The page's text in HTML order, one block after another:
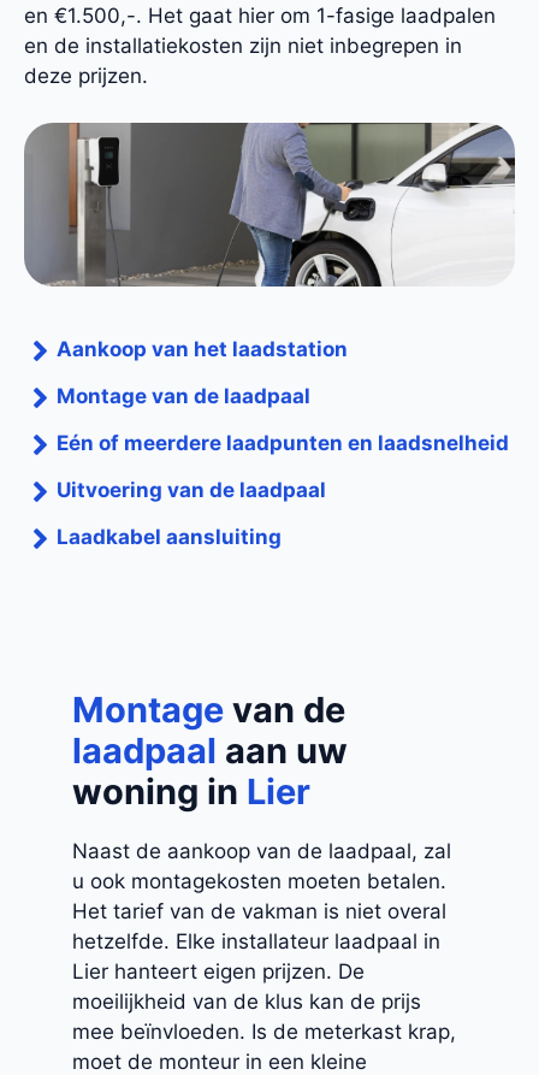
en €1.500,-. Het gaat hier om 1-fasige laadpalen
en de installatiekosten zijn niet inbegrepen in
deze prijzen.
Aankoop van het laadstation
Montage van de laadpaal
Eén of meerdere laadpunten en laadsnelheid
Uitvoering van de laadpaal
Laadkabel aansluiting
Montage van de
laadpaal aan uw
woning in Lier
Naast de aankoop van de laadpaal, zal
u ook montagekosten moeten betalen.
Het tarief van de vakman is niet overal
hetzelfde. Elke installateur laadpaal in
Lier hanteert eigen prijzen. De
moeilijkheid van de klus kan de prijs
mee beïnvloeden. Is de meterkast krap,
moet de monteur in een kleine